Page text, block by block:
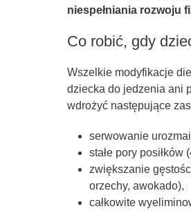
niespełniania rozwoju
Co robić, gdy
Wszelkie modyfikacje
dziecka do jedzenia ani
wdrożyć następujące
serwowanie
stałe pory
zwiększanie
orzechy, awokado),
całkowite